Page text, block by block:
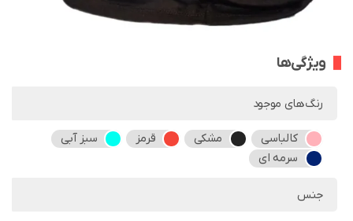
ویژگی‌ها
رنگ‌های موجود
کالباسی مشکی قرمز
سبز آبی
سرمه ای
جنس